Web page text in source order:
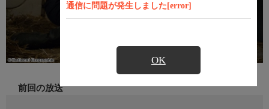
通信に問題が発生しました[error]
OK
前回の放送